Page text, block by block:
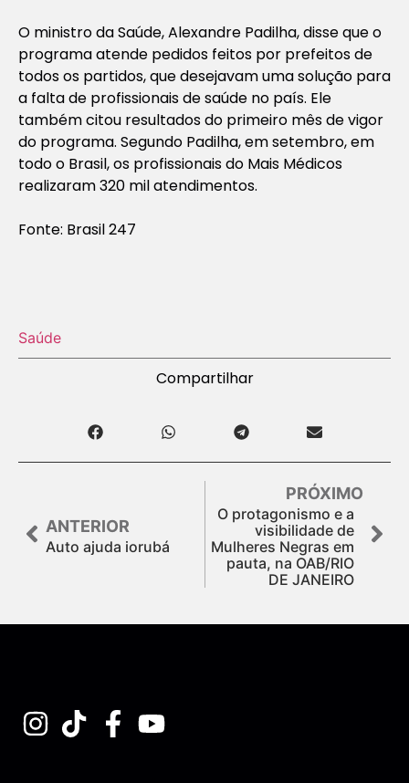
O ministro da Saúde, Alexandre Padilha, disse que o
programa atende pedidos feitos por prefeitos de
todos os partidos, que desejavam uma solução para
a falta de profissionais de saúde no país. Ele
também citou resultados do primeiro mês de vigor
do programa. Segundo Padilha, em setembro, em
todo o Brasil, os profissionais do Mais Médicos
realizaram 320 mil atendimentos.
Fonte: Brasil 247
Saúde
Compartilhar
ANTERIOR
Auto ajuda iorubá
PRÓXIMO
O protagonismo e a
visibilidade de
Mulheres Negras em
pauta, na OAB/RIO
DE JANEIRO